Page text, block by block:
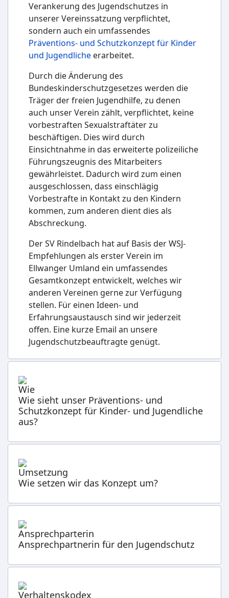
Verankerung des Jugendschutzes in
unserer Vereinssatzung verpflichtet,
sondern auch ein umfassendes
Präventions- und Schutzkonzept für Kinder
und Jugendliche erarbeitet.
Durch die Änderung des
Bundeskinderschutzgesetzes werden die
Träger der freien Jugendhilfe, zu denen
auch unser Verein zählt, verpflichtet, keine
vorbestraften Sexualstraftäter zu
beschäftigen. Dies wird durch
Einsichtnahme in das erweiterte polizeiliche
Führungszeugnis des Mitarbeiters
gewährleistet. Dadurch wird zum einen
ausgeschlossen, dass einschlägig
Vorbestrafte in Kontakt zu den Kindern
kommen, zum anderen dient dies als
Abschreckung.
Der SV Rindelbach hat auf Basis der WSJ-
Empfehlungen als erster Verein im
Ellwanger Umland ein umfassendes
Gesamtkonzept entwickelt, welches wir
anderen Vereinen gerne zur Verfügung
stellen. Für einen Ideen- und
Erfahrungsaustausch sind wir jederzeit
offen. Eine kurze Email an unsere
Jugendschutzbeauftragte genügt.
Wie sieht unser Präventions- und
Schutzkonzept für Kinder- und Jugendliche
aus?
Wie setzen wir das Konzept um?
Ansprechpartnerin für den Jugendschutz